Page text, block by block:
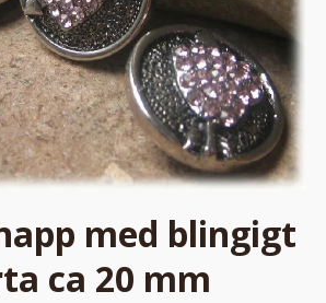
med blingigt
ca 20 mm